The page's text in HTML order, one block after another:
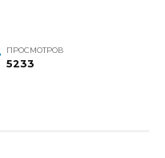
ПРОСМОТРОВ
5233